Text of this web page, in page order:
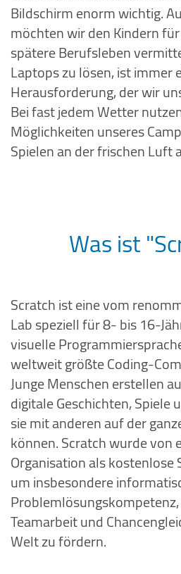
Bildschirm enorm wichtig.
möchten wir den Kindern
spätere Berufsleben
Laptops zu lösen, ist immer
Herausforderung, der wir
Bei fast jedem Wetter
Möglichkeiten unseres
Spielen an der frischen Luft
Was ist
Scratch ist eine vom
Lab speziell für 8- bis 16-
visuelle
weltweit größte Coding-
Junge Menschen erstellen
digitale Geschichten, Spiele
sie mit anderen auf der
können. Scratch wurde
Organisation als
um insbesondere
Teamarbeit und
Welt zu fördern.